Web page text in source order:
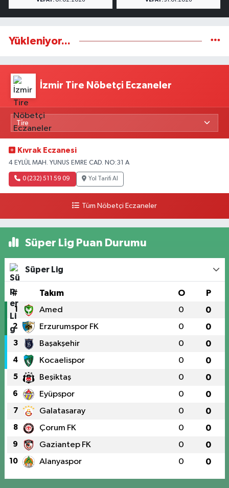
Yükleniyor...
İzmir Tire Nöbetçi Eczaneler
Kıvrak Eczanesi
4 EYLÜL MAH. YUNUS EMRE CAD. NO:31 A
0 (232) 511 59 09 Yol Tarifi Al
Tüm Nöbetçi Eczaneler
Süper Lig Puan Durumu
Süper Lig
# Takım O P
1 Amed 0 0
2 Erzurumspor FK 0 0
3 Başakşehir 0 0
4 Kocaelispor 0 0
5 Beşiktaş 0 0
6 Eyüpspor 0 0
7 Galatasaray 0 0
8 Çorum FK 0 0
9 Gaziantep FK 0 0
10 Alanyaspor 0 0